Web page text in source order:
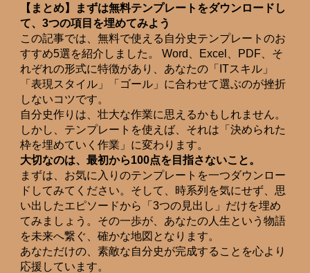
【まとめ】まずは無料テンプレートをダウンロードし
て、3つの項目を埋めてみよう
この記事では、無料で使える自分史テンプレートのお
すすめ5選を紹介しました。 Word、Excel、PDF、そ
れぞれの形式に特徴があり、あなたの「ITスキル」
「表現スタイル」「ゴール」に合わせて選ぶのが挫折
しないコツです。
自分史作りは、壮大な作業に思えるかもしれません。
しかし、テンプレートを使えば、それは「決められた
枠を埋めていく作業」に変わります。
大切なのは、最初から100点を目指さないこと。
まずは、お気に入りのテンプレートを一つダウンロー
ドしてみてください。そして、時系列を気にせず、思
い出したエピソードから「3つの見出し」だけを埋め
てみましょう。その一歩が、あなたの人生という物語
を未来へ繋ぐ、確かな地図となります。
あなただけの、素敵な自分史が完成することを心より
応援しています。